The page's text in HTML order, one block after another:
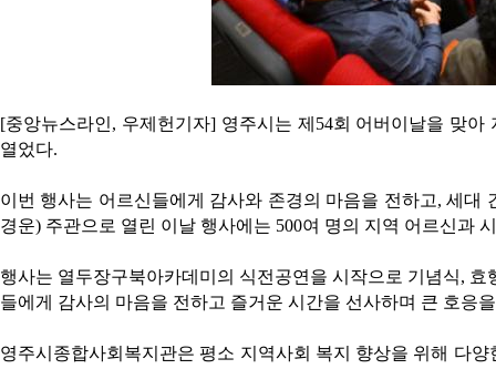
[중앙뉴스라인, 우제헌기자] 영주시는 제54회 어버이날을 맞
열었다.
이번 행사는 어르신들에게 감사와 존경의 마음을 전하고, 세
경운) 주관으로 열린 이날 행사에는 500여 명의 지역 어르신과
행사는 열두장구북아카데미의 식전공연을 시작으로 기념식,
들에게 감사의 마음을 전하고 즐거운 시간을 선사하며 큰 호응
영주시종합사회복지관은 평소 지역사회 복지 향상을 위해 다